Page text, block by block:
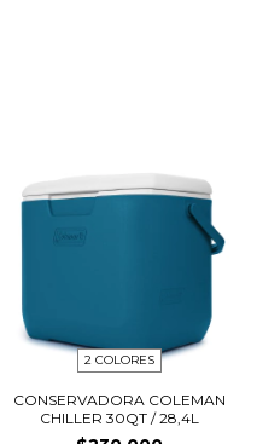
2 COLORES
CONSERVADORA COLEMAN
CHILLER 30QT / 28,4L